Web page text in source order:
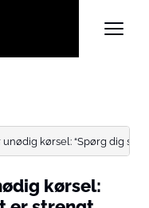
kørsel: “Spørg dig selv,
kørsel: